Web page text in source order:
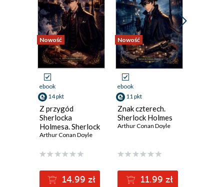
Nowość
ebook
14 pkt
Z przygód
Sherlocka
Holmesa. Sherlock
Holmes
Arthur Conan Doyle
14.99 zł
Nowość
ebook
11 pkt
Znak czterech.
Sherlock Holmes
Arthur Conan Doyle
11.99 zł